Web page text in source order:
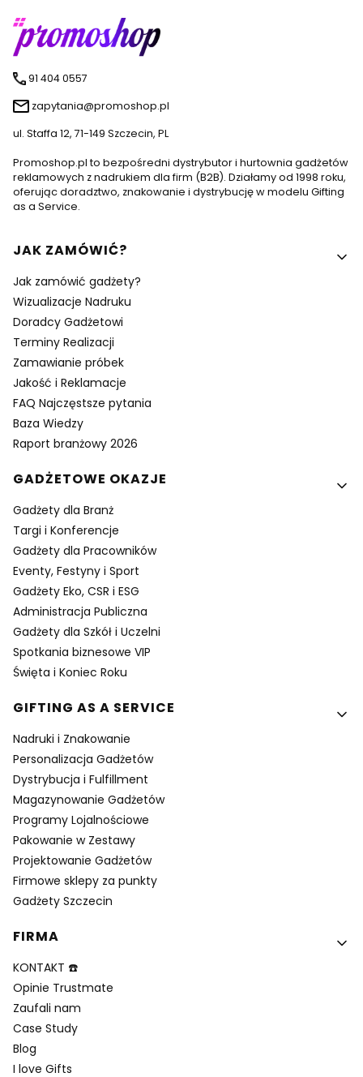
91 404 0557
zapytania@promoshop.pl
ul. Staffa 12, 71-149 Szczecin, PL
Promoshop.pl to bezpośredni dystrybutor i hurtownia gadżetów
reklamowych z nadrukiem dla firm (B2B). Działamy od 1998 roku,
oferując doradztwo, znakowanie i dystrybucję w modelu Gifting
as a Service.
Linki w stopce
JAK ZAMÓWIĆ?
Jak zamówić gadżety?
Wizualizacje Nadruku
Doradcy Gadżetowi
Terminy Realizacji
Zamawianie próbek
Jakość i Reklamacje
FAQ Najczęstsze pytania
Baza Wiedzy
Raport branżowy 2026
GADŻETOWE OKAZJE
Gadżety dla Branż
Targi i Konferencje
Gadżety dla Pracowników
Eventy, Festyny i Sport
Gadżety Eko, CSR i ESG
Administracja Publiczna
Gadżety dla Szkół i Uczelni
Spotkania biznesowe VIP
Święta i Koniec Roku
GIFTING AS A SERVICE
Nadruki i Znakowanie
Personalizacja Gadżetów
Dystrybucja i Fulfillment
Magazynowanie Gadżetów
Programy Lojalnościowe
Pakowanie w Zestawy
Projektowanie Gadżetów
Firmowe sklepy za punkty
Gadżety Szczecin
FIRMA
KONTAKT ☎️
Opinie Trustmate
Zaufali nam
Case Study
Blog
I love Gifts